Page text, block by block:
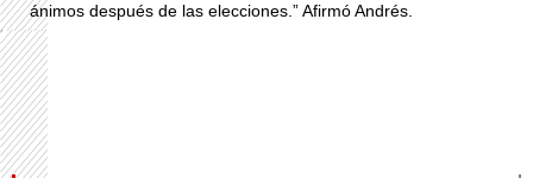
ánimos después de las elecciones.” Afirmó Andrés.